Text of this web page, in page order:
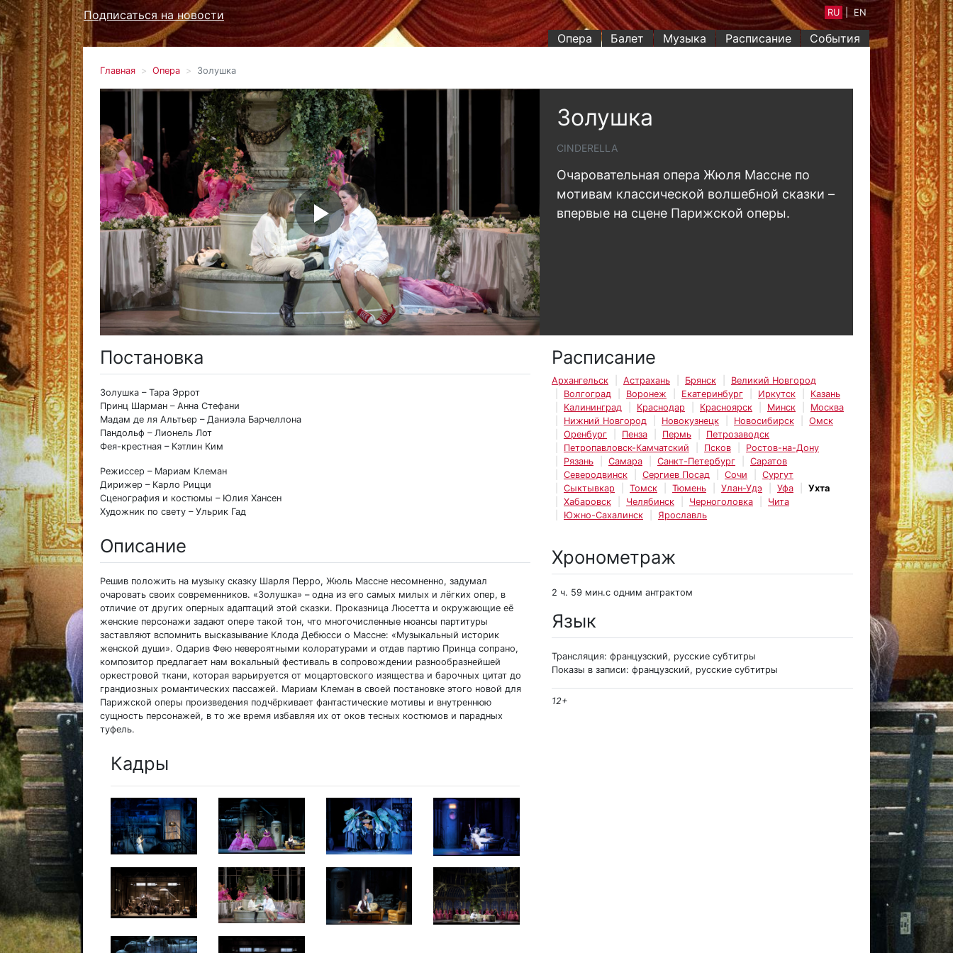
Опера Балет Музыка Расписание События
Подписаться на новости RU | EN
Главная Опера Золушка
Золушка
CINDERELLA
Очаровательная опера Жюля Массне по
мотивам классической волшебной сказки –
впервые на сцене Парижской оперы.
Постановка
Золушка – Тара Эррот
Принц Шарман – Анна Стефани
Мадам де ля Альтьер – Даниэла Барчеллона
Пандольф – Лионель Лот
Фея-крестная – Кэтлин Ким
Режиссер – Мариам Клеман
Дирижер – Карло Рицци
Сценография и костюмы – Юлия Хансен
Художник по свету – Ульрик Гад
Описание
Решив положить на музыку сказку Шарля Перро, Жюль Массне несомненно, задумал
очаровать своих современников. «Золушка» – одна из его самых милых и лёгких опер, в
отличие от других оперных адаптаций этой сказки. Проказница Люсетта и окружающие её
женские персонажи задают опере такой тон, что многочисленные нюансы партитуры
заставляют вспомнить высказывание Клода Дебюсси о Массне: «Музыкальный историк
женской души». Одарив Фею невероятными колоратурами и отдав партию Принца сопрано,
композитор предлагает нам вокальный фестиваль в сопровождении разнообразнейшей
оркестровой ткани, которая варьируется от моцартовского изящества и барочных цитат до
грандиозных романтических пассажей. Мариам Клеман в своей постановке этого новой для
Парижской оперы произведения подчёркивает фантастические мотивы и внутреннюю
сущность персонажей, в то же время избавляя их от оков тесных костюмов и парадных
туфель.
Кадры
Расписание
Архангельск Астрахань Брянск
Великий Новгород
Волгоград
Воронеж Екатеринбург Иркутск
Казань
Калининград
Краснодар Красноярск Минск
Москва
Нижний Новгород
Новокузнецк Новосибирск
Омск
Оренбург
Пенза Пермь
Петрозаводск
Петропавловск-Камчатский
Псков
Ростов-на-Дону
Рязань
Самара Санкт-Петербург
Саратов
Северодвинск
Сергиев Посад Сочи
Сургут
Сыктывкар
Томск Тюмень Улан-Удэ Уфа
Ухта
Хабаровск
Челябинск Черноголовка
Чита
Южно-Сахалинск
Ярославль
Хронометраж
2 ч. 59 мин.с одним антрактом
Язык
Трансляция: французский, русские субтитры
Показы в записи: французский, русские субтитры
12+